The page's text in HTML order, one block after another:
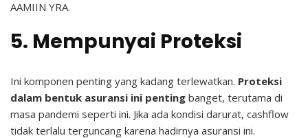
AAMIIN YRA.
5. Mempunyai Proteksi
Ini komponen penting yang kadang terlewatkan. Proteksi
dalam bentuk asuransi ini penting banget, terutama di
masa pandemi seperti ini. Jika ada kondisi darurat, cashflow
tidak terlalu terguncang karena hadirnya asuransi ini.